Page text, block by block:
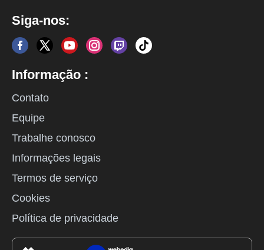
Siga-nos:
Informação :
Contato
Equipe
Trabalhe conosco
Informações legais
Termos de serviço
Cookies
Política de privacidade